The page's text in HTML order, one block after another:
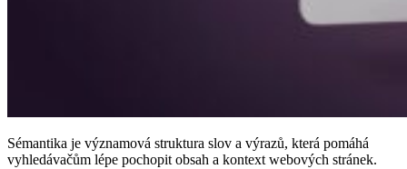
Sémantika je významová struktura slov a výrazů, která pomáhá
vyhledávačům lépe pochopit obsah a kontext webových stránek.